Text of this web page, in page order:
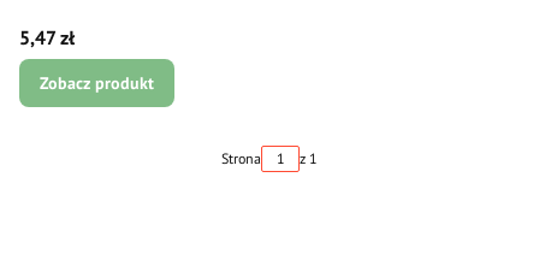
Cena
5,47 zł
Zobacz produkt
Strona z 1